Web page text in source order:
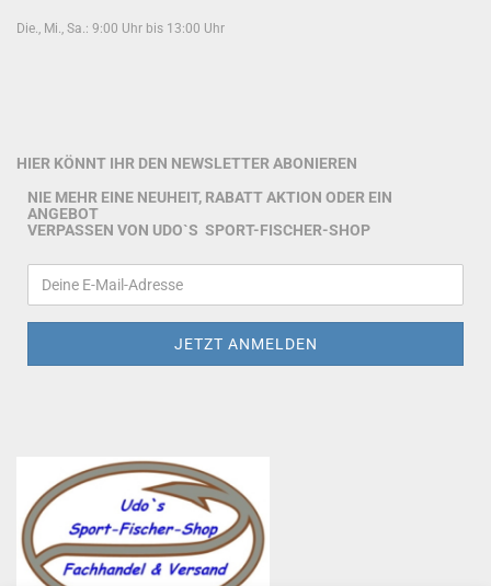
Die., Mi., Sa.: 9:00 Uhr bis 13:00 Uhr
HIER KÖNNT IHR DEN NEWSLETTER ABONIEREN
NIE MEHR EINE NEUHEIT, RABATT AKTION ODER EIN
ANGEBOT
VERPASSEN VON UDO`S SPORT-FISCHER-SHOP